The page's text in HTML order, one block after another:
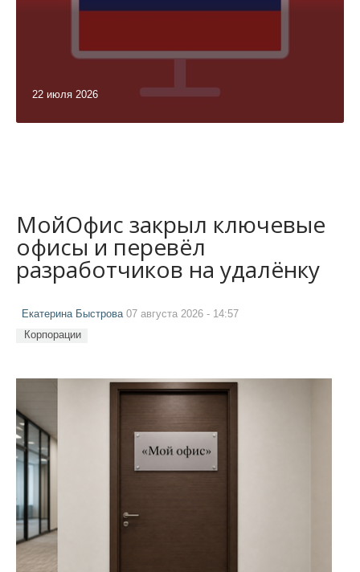
22 июля 2026
МойОфис закрыл ключевые
офисы и перевёл
разработчиков на удалёнку
Екатерина Быстрова 07 августа 2026 - 14:57
Корпорации